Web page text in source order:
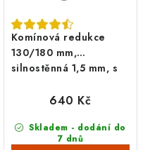
Komínová redukce
130/180 mm,
silnostěnná 1,5 mm, s
Skladem - dodání do
7 dnů
640 Kč